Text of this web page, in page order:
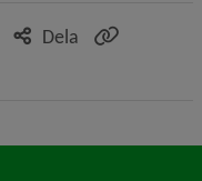
Dela